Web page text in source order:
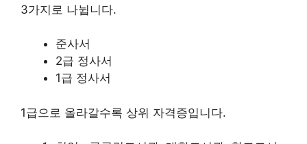
3가지로 나뉩니다.
준사서
2급 정사서
1급 정사서
1급으로 올라갈수록 상위 자격증입니다.